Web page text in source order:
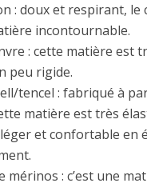
: doux et respirant, le
incontournable.
: cette matière est
peu rigide.
tencel : fabriqué à
matière est très
et confortable en
mérinos : c’est une